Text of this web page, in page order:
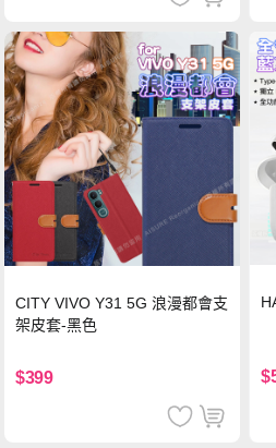
CITY VIVO Y31 5G 浪漫都會支
架皮套-黑色
$399